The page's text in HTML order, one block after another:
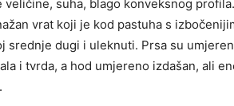
veličine, suha, blago konveksnog
vrat koji je kod pastuha s
srednje dugi i uleknuti. Prsa su
i tvrda, a hod umjereno izdašan, ali